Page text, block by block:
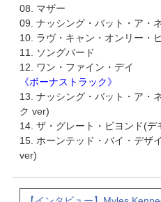
08. マザー
09. ナッシング・バット・ア・
10. ラヴ・キャン・オンリー・
11. ソングバード
12. ワン・ファイン・デイ
《ボーナストラック》
13. ナッシング・バット・ア・
ク ver)
14. ザ・グレート・ビヨンド(
15. ホーンテッド・バイ・デザ
ver)